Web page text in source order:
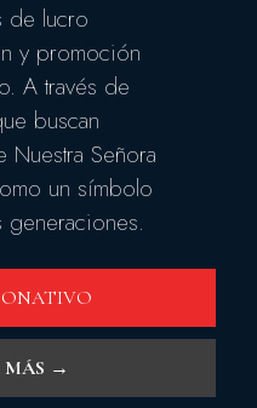
de lucro
y promoción
A través de
buscan
Señora
un símbolo
generaciones.
MÁS →